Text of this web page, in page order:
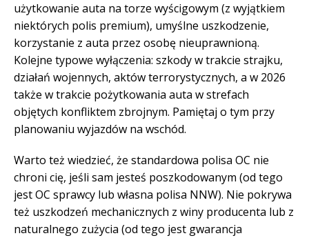
użytkowanie auta na torze wyścigowym (z wyjątkiem
niektórych polis premium), umyślne uszkodzenie,
korzystanie z auta przez osobę nieuprawnioną.
Kolejne typowe wyłączenia: szkody w trakcie strajku,
działań wojennych, aktów terrorystycznych, a w 2026
także w trakcie pożytkowania auta w strefach
objętych konfliktem zbrojnym. Pamiętaj o tym przy
planowaniu wyjazdów na wschód.
Warto też wiedzieć, że standardowa polisa OC nie
chroni cię, jeśli sam jesteś poszkodowanym (od tego
jest OC sprawcy lub własna polisa NNW). Nie pokrywa
też uszkodzeń mechanicznych z winy producenta lub z
naturalnego zużycia (od tego jest gwarancja